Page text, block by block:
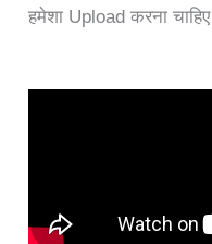
हमेशा Upload करना चाहिए